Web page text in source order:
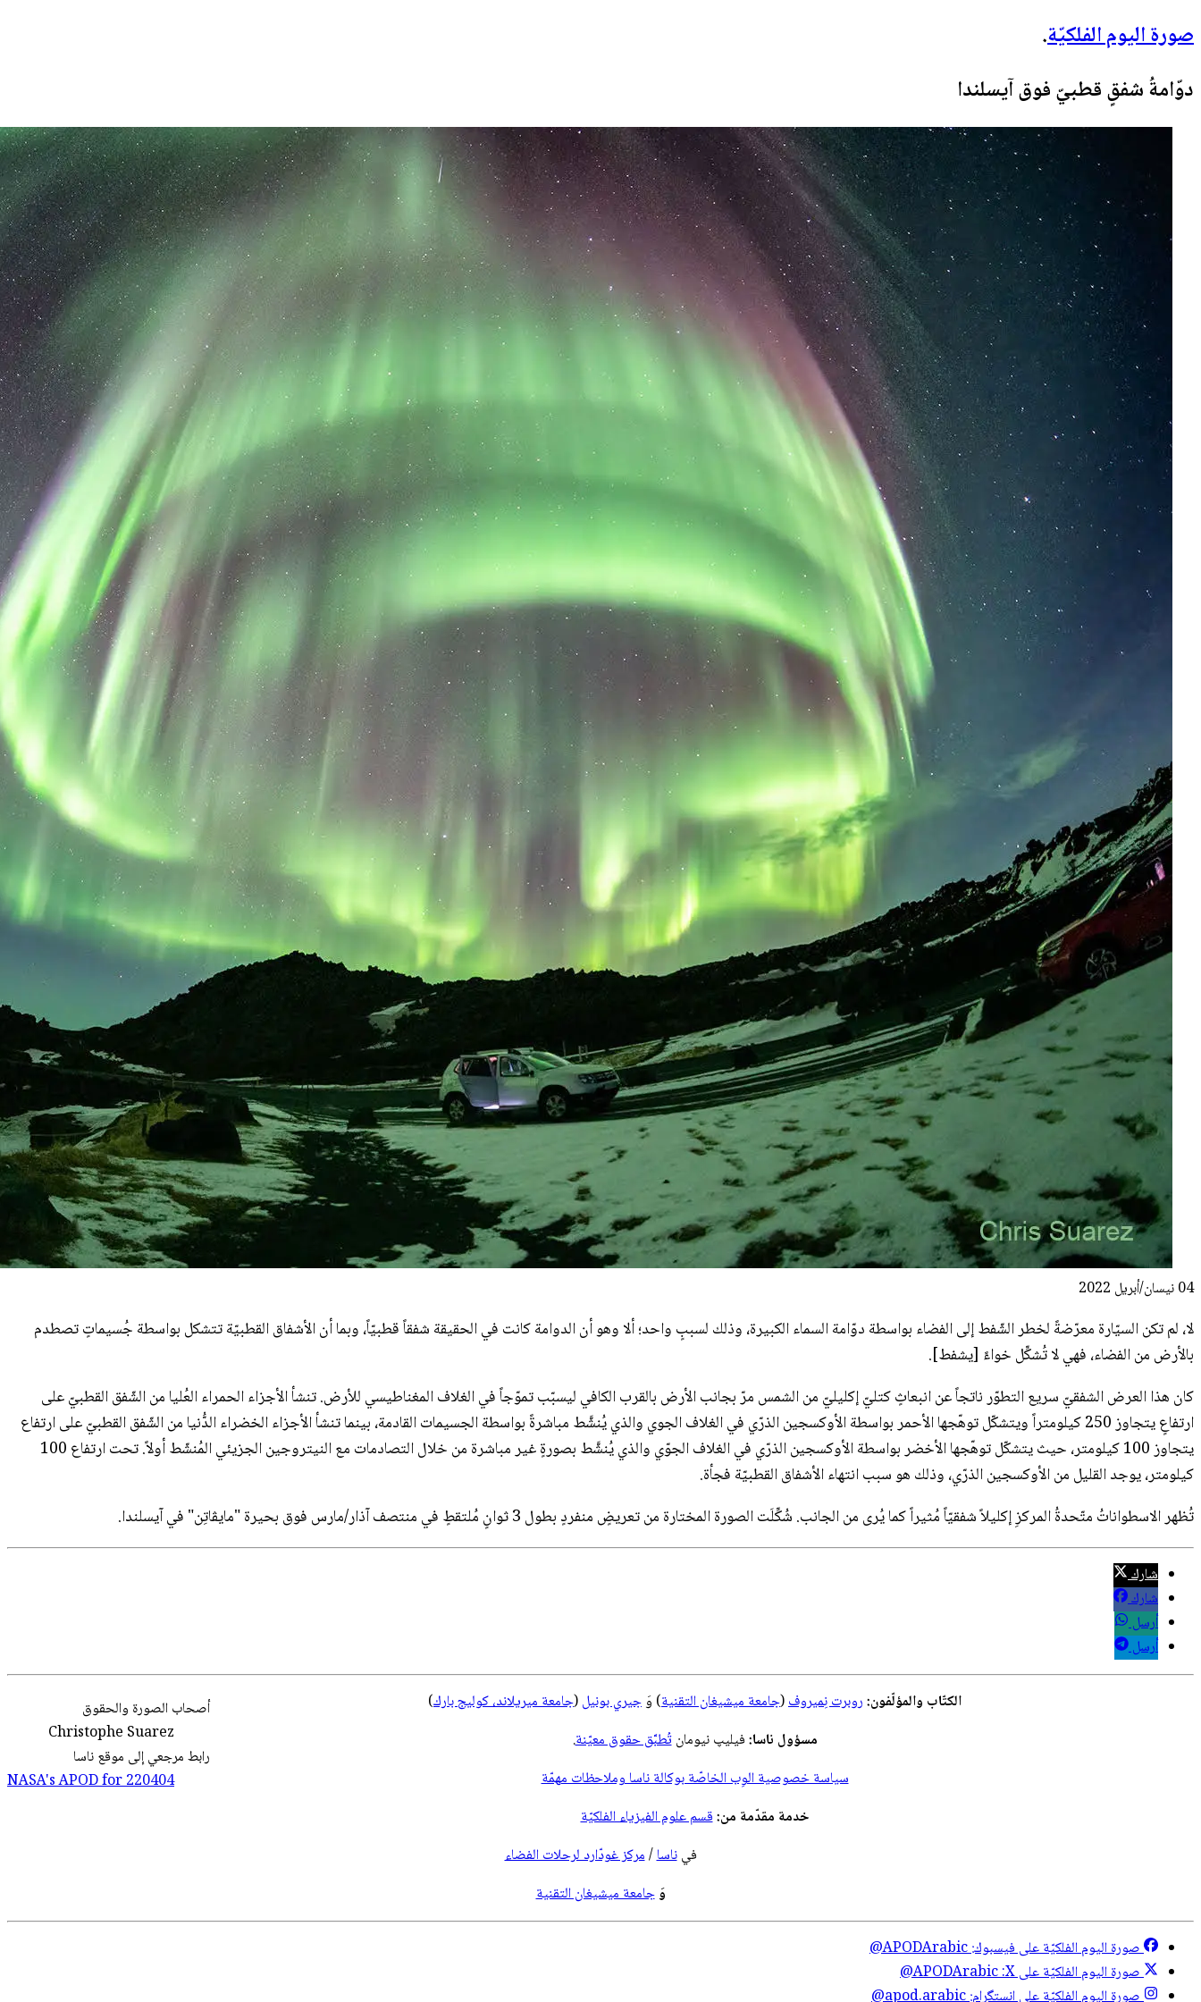
صورة اليوم الفلكيّة.
دوّامةُ شفقٍ قطبيّ فوق آيسلندا
04 نيسان/أبريل 2022
لا، لم تكن السيّارة معرّضةً لخطر الشّفط إلى الفضاء بواسطة دوّامة السماء الكبيرة، وذلك لسببٍ واحد؛ ألا وهو أن الدوامة كانت في الحقيقة شفقاً قطبيّاً، وبما أن الأشفاق القطبيّة تتشكل بواسطة جُسيماتٍ تصطدم
بالأرض من الفضاء، فهي لا تُشكِّل خواءً [يشفط].
كان هذا العرض الشفقيّ سريع التطوّر ناتجاً عن انبعاثٍ كتليّ إكليليّ من الشمس مرّ بجانب الأرض بالقرب الكافي ليسبّب تموّجاً في الغلاف المغناطيسي للأرض. تنشأ الأجزاء الحمراء العُليا من الشّفق القطبيّ على
ارتفاعٍ يتجاوز 250 كيلومتراً ويتشكّل توهّجها الأحمر بواسطة الأوكسجين الذرّي في الغلاف الجوي والذي يُنشَّط مباشرةً بواسطة الجسيمات القادمة، بينما تنشأ الأجزاء الخضراء الدُّنيا من الشّفق القطبيّ على ارتفاع
يتجاوز 100 كيلومتر، حيث يتشكّل توهّجها الأخضر بواسطة الأوكسجين الذرّي في الغلاف الجوّي والذي يُنشَّط بصورةٍ غير مباشرة من خلال التصادمات مع النيتروجين الجزيئي المُنشّط أولاً. تحت ارتفاع 100
كيلومتر، يوجد القليل من الأوكسجين الذرّي، وذلك هو سبب انتهاء الأشفاق القطبيّة فجأة.
تُظهر الاسطواناتُ متّحدةُ المركزِ إكليلاً شفقيّاً مُثيراً كما يُرى من الجانب. شُكِّلَت الصورة المختارة من تعريضٍ منفردٍ بطول 3 ثوانٍ مُلتقطٍ في منتصف آذار/مارس فوق بحيرة "مايڤاتِن" في آيسلندا.
شارك
شارك
أرسل
أرسل
أصحاب الصورة والحقوق
Christophe Suarez
رابط مرجعي إلى موقع ناسا
NASA's APOD for220404
الكتّاب والمؤلّفون:روبرت نِميروف(جامعة ميشيغان التقنية) وَجيري بونيل(جامعة ميريلاند، كوليج بارك)
مسؤول ناسا:فيليپ نيومان تُطبَّق حقوق معيّنة.
سياسة خصوصية الوِب الخاصّة بوكالة ناسا وملاحظات مهمّة
خدمة مقدّمة من:قسم علوم الفيزياء الفلكيّة
فيناسا/مركز غودّارد لرحلات الفضاء
وَ جامعة ميشيغان التقنية
صورة اليوم الفلكيّة على فيسبوك:@APODArabic
صورة اليوم الفلكيّة على X:
@APODArabic
صورة اليوم الفلكيّة على انستگرام:@apod.arabic